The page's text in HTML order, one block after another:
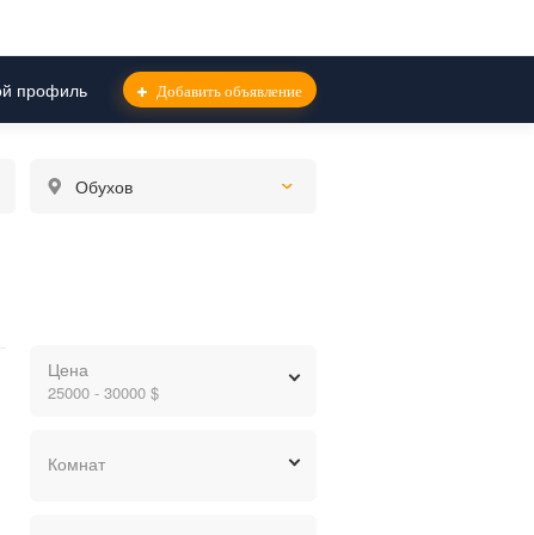
профиль Добавить объявление
Обухов
Цена
25000 - 30000 $
Комнат